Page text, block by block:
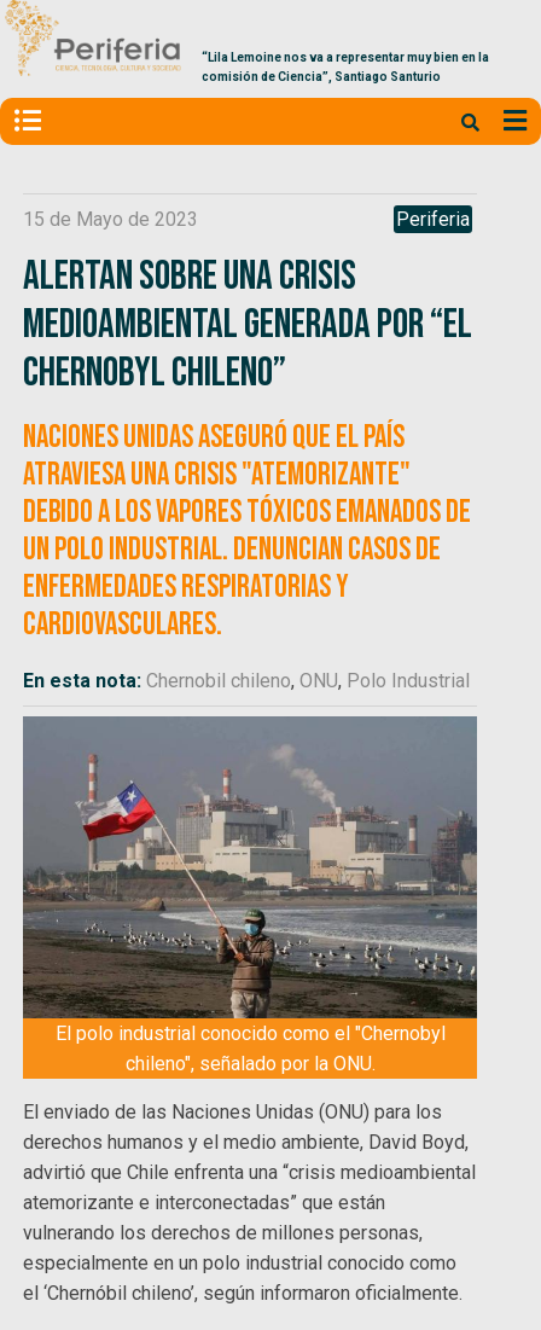
“Lila Lemoine nos va a representar muy bien en la
comisión de Ciencia”, Santiago Santurio
15 de Mayo de 2023 Periferia
Alertan sobre una crisis
medioambiental generada por “el
Chernobyl Chileno”
Naciones Unidas aseguró que el país
atraviesa una crisis "atemorizante"
debido a los vapores tóxicos emanados de
un polo industrial. Denuncian casos de
enfermedades respiratorias y
cardiovasculares.
En esta nota:Chernobil chileno,ONU, Polo Industrial
El polo industrial conocido como el "Chernobyl
chileno", señalado por la ONU.
El enviado de las Naciones Unidas (ONU) para los
derechos humanos y el medio ambiente, David Boyd,
advirtió que Chile enfrenta una “crisis medioambiental
atemorizante e interconectadas” que están
vulnerando los derechos de millones personas,
especialmente en un polo industrial conocido como
el ‘Chernóbil chileno’, según informaron oficialmente.